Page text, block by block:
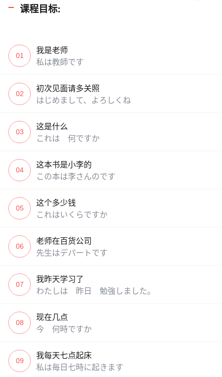
课程目标:
01
我是老师
私は教師です
02
初次见面请多关照
はじめまして、よろしくね
03
这是什么
これは 何ですか
04
这本书是小李的
この本は李さんのです
05
这个多少钱
これはいくらですか
06
老师在百货公司
先生はデパートです
07
我昨天学习了
わたしは 昨日 勉強しました。
08
现在几点
今 何時ですか
09
我每天七点起床
私は毎日七時に起きます